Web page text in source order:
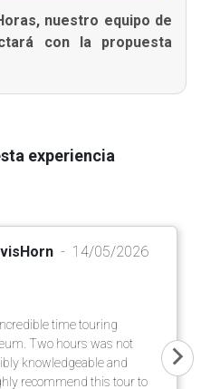
nuestro equipo de
con la propuesta
experiencia
14/05/2026
time touring
Two hours was not
knowledgeable and
recommend this tour to